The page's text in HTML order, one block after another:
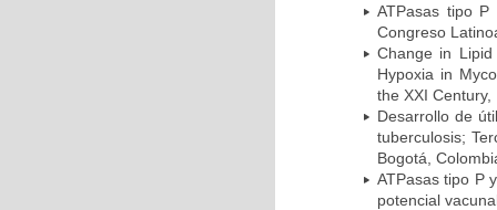
ATPasas tipo P
Congreso
Change in
Hypoxia in
the XXI
Desarrollo de
tuberculosis;
Bogotá,
ATPasas tipo P
potencial